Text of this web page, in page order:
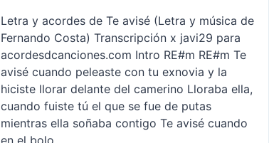
Letra y acordes de Te avisé (Letra y música de
Fernando Costa) Transcripción x javi29 para
acordesdcanciones.com Intro RE#m RE#m Te
avisé cuando peleaste con tu exnovia y la
hiciste llorar delante del camerino Lloraba ella,
cuando fuiste tú el que se fue de putas
mientras ella soñaba contigo Te avisé cuando
en el bolo…